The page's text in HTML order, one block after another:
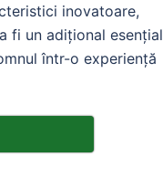
inovatoare,
fi un adițional esențial
într-o experiență